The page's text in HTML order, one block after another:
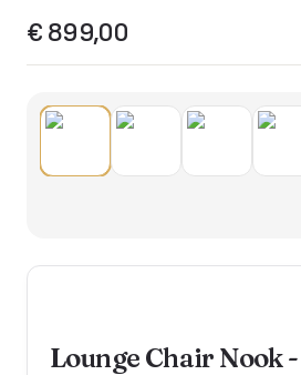
€ 899,00
Lounge Chair Nook